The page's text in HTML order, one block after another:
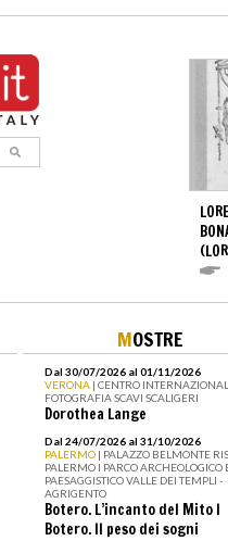
MOSTRE
Dal 30/07/2026 al 01/11/2026
VERONA | CENTRO
FOTOGRAFIA SCAVI SCALIGERI
Dorothea Lange
Dal 24/07/2026 al 31/10/2026
PALERMO | PALAZZO BELMONTE
PALERMO I PARCO ARCHEOLOGICO
PAESAGGISTICO VALLE DEI TEMPLI -
AGRIGENTO
Botero. L’incanto del Mito I
Botero. Il peso dei sogni